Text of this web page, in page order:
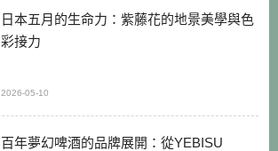
日本五月的生命力：紫藤花的地景美學與色
彩接力
2026-05-10
百年夢幻啤酒的品牌展開：從YEBISU